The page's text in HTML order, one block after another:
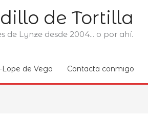
de Tortilla
de Lynze desde 2004... o por ahí.
de Vega Contacta conmigo